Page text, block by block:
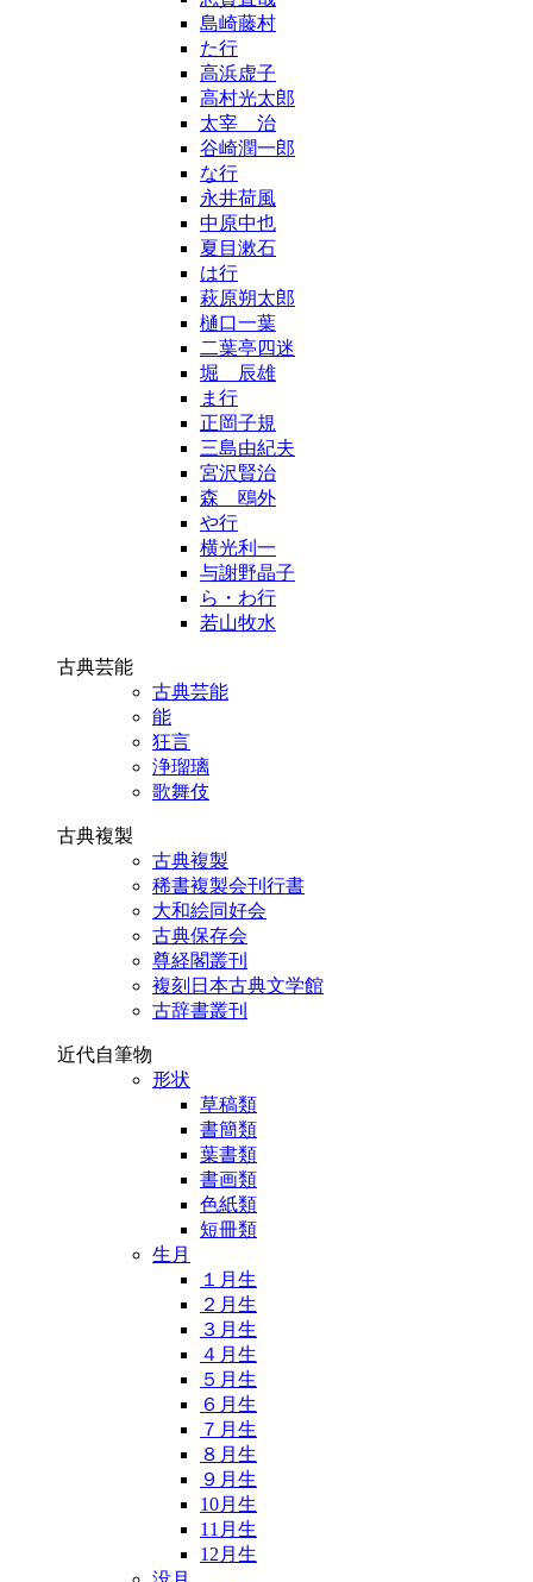
島崎藤村
た行
高浜虚子
高村光太郎
太宰 治
谷崎潤一郎
な行
永井荷風
中原中也
夏目漱石
は行
萩原朔太郎
樋口一葉
二葉亭四迷
堀 辰雄
ま行
正岡子規
三島由紀夫
宮沢賢治
森 鴎外
や行
横光利一
与謝野晶子
ら・わ行
若山牧水
古典芸能
古典芸能
能
狂言
浄瑠璃
歌舞伎
古典複製
古典複製
稀書複製会刊行書
大和絵同好会
古典保存会
尊経閣叢刊
複刻日本古典文学館
古辞書叢刊
近代自筆物
形状
草稿類
書簡類
葉書類
書画類
色紙類
短冊類
生月
１月生
２月生
３月生
４月生
５月生
６月生
７月生
８月生
９月生
10月生
11月生
12月生